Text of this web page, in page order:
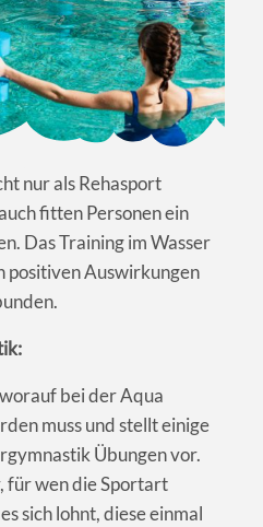
nur als Rehasport
fitten Personen ein
Das Training im Wasser
positiven Auswirkungen
bei der Aqua
muss und stellt einige
Übungen vor.
für wen die Sportart
sich lohnt, diese einmal